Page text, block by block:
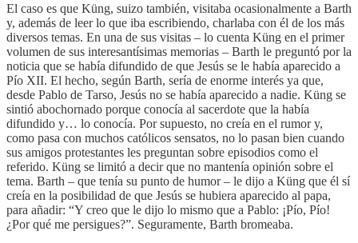
El caso es que Küng, suizo también, visitaba ocasionalmente a Barth
y, además de leer lo que iba escribiendo, charlaba con él de los más
diversos temas. En una de sus visitas – lo cuenta Küng en el primer
volumen de sus interesantísimas memorias – Barth le preguntó por la
noticia que se había difundido de que Jesús se le había aparecido a
Pío XII. El hecho, según Barth, sería de enorme interés ya que,
desde Pablo de Tarso, Jesús no se había aparecido a nadie. Küng se
sintió abochornado porque conocía al sacerdote que la había
difundido y… lo conocía. Por supuesto, no creía en el rumor y,
como pasa con muchos católicos sensatos, no lo pasan bien cuando
sus amigos protestantes les preguntan sobre episodios como el
referido. Küng se limitó a decir que no mantenía opinión sobre el
tema. Barth – que tenía su punto de humor – le dijo a Küng que él sí
creía en la posibilidad de que Jesús se hubiera aparecido al papa,
para añadir: “Y creo que le dijo lo mismo que a Pablo: ¡Pío, Pío!
¿Por qué me persigues?”. Seguramente, Barth bromeaba.